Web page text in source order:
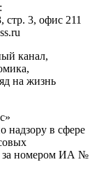
стр. 3, офис 211
канал,
на жизнь
надзору в сфере
за номером ИА №